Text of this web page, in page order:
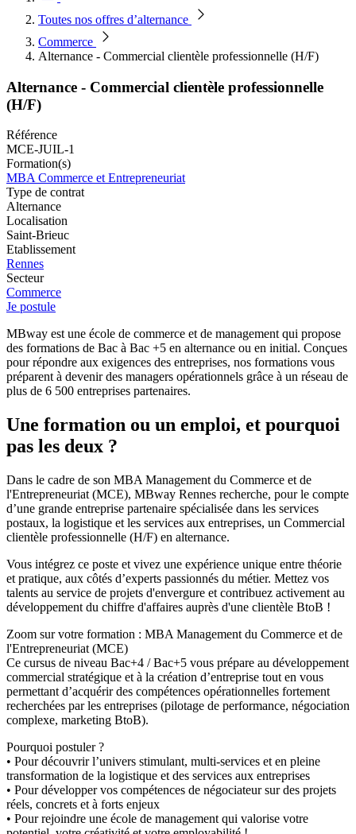
Toutes nos offres d’alternance
Commerce
Alternance - Commercial clientèle professionnelle (H/F)
Alternance - Commercial clientèle professionnelle
(H/F)
Référence
MCE-JUIL-1
Formation(s)
MBA Commerce et Entrepreneuriat
Type de contrat
Alternance
Localisation
Saint-Brieuc
Etablissement
Rennes
Secteur
Commerce
Je postule
MBway est une école de commerce et de management qui propose
des formations de Bac à Bac +5 en alternance ou en initial. Conçues
pour répondre aux exigences des entreprises, nos formations vous
préparent à devenir des managers opérationnels grâce à un réseau de
plus de 6 500 entreprises partenaires.
Une formation ou un emploi, et pourquoi
pas les deux ?
Dans le cadre de son MBA Management du Commerce et de
l'Entrepreneuriat (MCE), MBway Rennes recherche, pour le compte
d’une grande entreprise partenaire spécialisée dans les services
postaux, la logistique et les services aux entreprises, un Commercial
clientèle professionnelle (H/F) en alternance.
Vous intégrez ce poste et vivez une expérience unique entre théorie
et pratique, aux côtés d’experts passionnés du métier. Mettez vos
talents au service de projets d'envergure et contribuez activement au
développement du chiffre d'affaires auprès d'une clientèle BtoB !
Zoom sur votre formation : MBA Management du Commerce et de
l'Entrepreneuriat (MCE)
Ce cursus de niveau Bac+4 / Bac+5 vous prépare au développement
commercial stratégique et à la création d’entreprise tout en vous
permettant d’acquérir des compétences opérationnelles fortement
recherchées par les entreprises (pilotage de performance, négociation
complexe, marketing BtoB).
Pourquoi postuler ?
• Pour découvrir l’univers stimulant, multi-services et en pleine
transformation de la logistique et des services aux entreprises
• Pour développer vos compétences de négociateur sur des projets
réels, concrets et à forts enjeux
• Pour rejoindre une école de management qui valorise votre